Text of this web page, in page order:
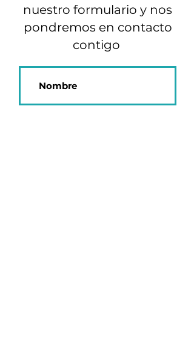
nuestro formulario y nos
pondremos en contacto
contigo